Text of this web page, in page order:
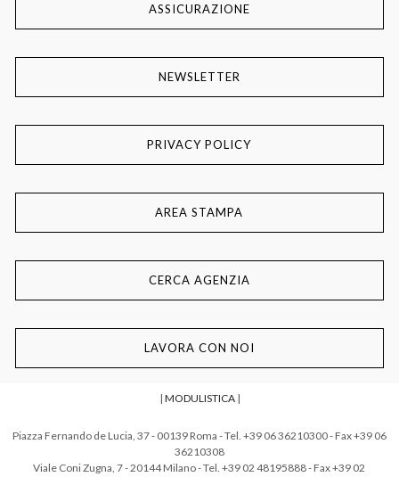
ASSICURAZIONE
NEWSLETTER
PRIVACY POLICY
AREA STAMPA
CERCA AGENZIA
LAVORA CON NOI
| MODULISTICA|
Piazza Fernando de Lucia, 37 - 00139 Roma - Tel. +39 06 36210300 - Fax +39 06
36210308
Viale Coni Zugna, 7 - 20144 Milano - Tel. +39 02 48195888 - Fax +39 02